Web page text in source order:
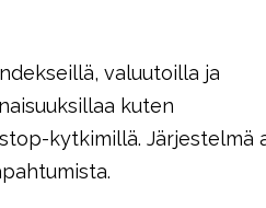
valuutoilla ja
kuten
kytkimillä. Järjestelmä